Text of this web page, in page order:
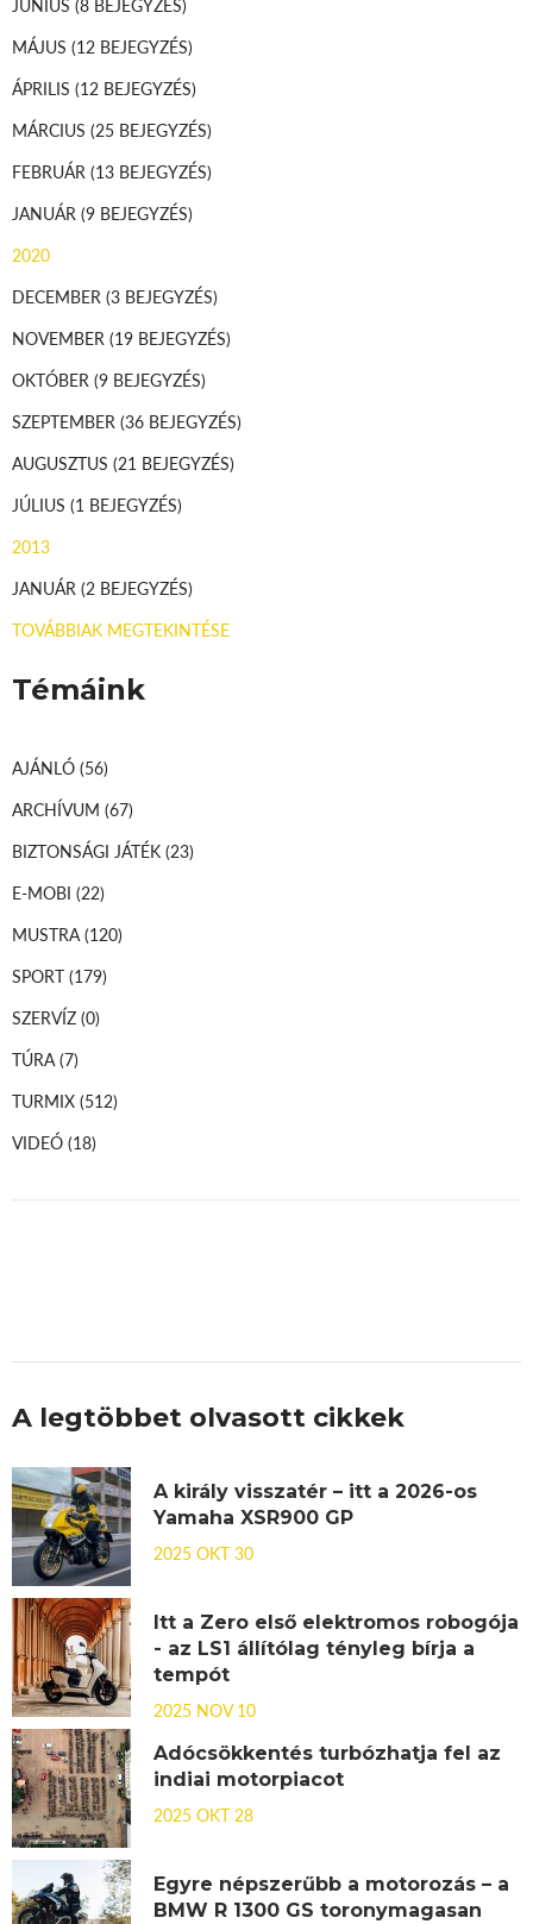
JÚNIUS (8 BEJEGYZÉS)
MÁJUS (12 BEJEGYZÉS)
ÁPRILIS (12 BEJEGYZÉS)
MÁRCIUS (25 BEJEGYZÉS)
FEBRUÁR (13 BEJEGYZÉS)
JANUÁR (9 BEJEGYZÉS)
2020
DECEMBER (3 BEJEGYZÉS)
NOVEMBER (19 BEJEGYZÉS)
OKTÓBER (9 BEJEGYZÉS)
SZEPTEMBER (36 BEJEGYZÉS)
AUGUSZTUS (21 BEJEGYZÉS)
JÚLIUS (1 BEJEGYZÉS)
2013
JANUÁR (2 BEJEGYZÉS)
TOVÁBBIAK MEGTEKINTÉSE
Témáink
AJÁNLÓ (56)
ARCHÍVUM (67)
BIZTONSÁGI JÁTÉK (23)
E-MOBI (22)
MUSTRA(120)
SPORT (179)
SZERVÍZ (0)
TÚRA(7)
TURMIX (512)
VIDEÓ (18)
A legtöbbet olvasott cikkek
A király visszatér – itt a 2026-os
Yamaha XSR900 GP
2025 OKT 30
Itt a Zero első elektromos robogója
- az LS1 állítólag tényleg bírja a
tempót
2025 NOV 10
Adócsökkentés turbózhatja fel az
indiai motorpiacot
2025 OKT 28
Egyre népszerűbb a motorozás – a
BMW R 1300 GS toronymagasan